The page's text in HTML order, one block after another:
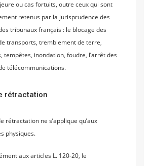
ou cas fortuits, outre ceux qui sont
retenus par la jurisprudence des
tribunaux français : le blocage des
transports, tremblement de terre,
tempêtes, inondation, foudre, l’arrêt des
télécommunications.
rétractation
rétractation ne s’applique qu’aux
physiques.
aux articles L. 120-20, le